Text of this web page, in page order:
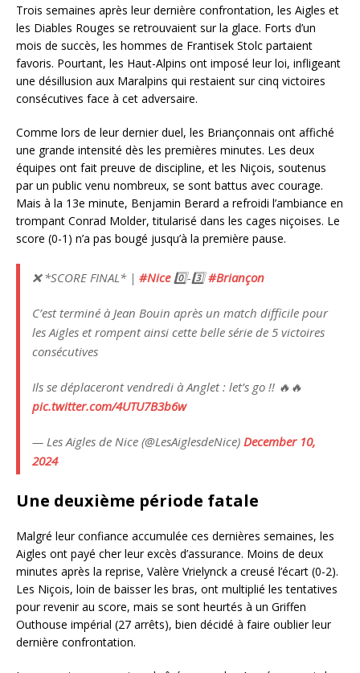
Trois semaines après leur dernière confrontation, les Aigles et
les Diables Rouges se retrouvaient sur la glace. Forts d’un
mois de succès, les hommes de Frantisek Stolc partaient
favoris. Pourtant, les Haut-Alpins ont imposé leur loi, infligeant
une désillusion aux Maralpins qui restaient sur cinq victoires
consécutives face à cet adversaire.
Comme lors de leur dernier duel, les Briançonnais ont affiché
une grande intensité dès les premières minutes. Les deux
équipes ont fait preuve de discipline, et les Niçois, soutenus
par un public venu nombreux, se sont battus avec courage.
Mais à la 13e minute, Benjamin Berard a refroidi l’ambiance en
trompant Conrad Molder, titularisé dans les cages niçoises. Le
score (0-1) n’a pas bougé jusqu’à la première pause.
❌ *SCORE FINAL* | #Nice0️⃣-3️⃣#Briançon
C’est terminé à Jean Bouin après un match difficile pour
les Aigles et rompent ainsi cette belle série de 5 victoires
consécutives
Ils se déplaceront vendredi à Anglet : let’s go !! 🔥🔥
pic.twitter.com/4UTU7B3b6w
— Les Aigles de Nice (@LesAiglesdeNice) December 10,
2024
Une deuxième période fatale
Malgré leur confiance accumulée ces dernières semaines, les
Aigles ont payé cher leur excès d’assurance. Moins de deux
minutes après la reprise, Valère Vrielynck a creusé l’écart (0-2).
Les Niçois, loin de baisser les bras, ont multiplié les tentatives
pour revenir au score, mais se sont heurtés à un Griffen
Outhouse impérial (27 arrêts), bien décidé à faire oublier leur
dernière confrontation.